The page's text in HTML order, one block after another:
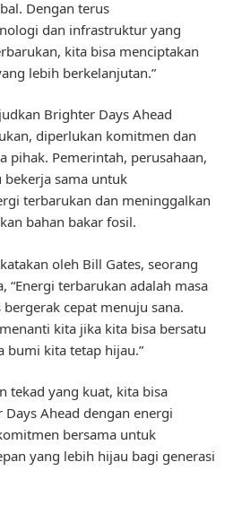
Dengan terus
dan infrastruktur yang
kita bisa menciptakan
lebih berkelanjutan.”
Brighter Days Ahead
diperlukan komitmen dan
pihak. Pemerintah, perusahaan,
bekerja sama untuk
terbarukan dan meninggalkan
bahan bakar fosil.
oleh Bill Gates, seorang
“Energi terbarukan adalah masa
cepat menuju sana.
kita jika kita bisa bersatu
bumi kita tetap hijau.”
tekad yang kuat, kita bisa
Ahead dengan energi
bersama untuk
yang lebih hijau bagi generasi